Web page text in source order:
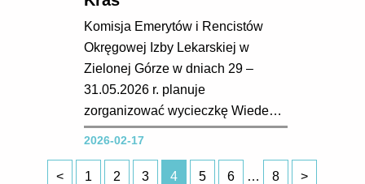
Komisja Emerytów i Rencistów
Okręgowej Izby Lekarskiej w
Zielonej Górze w dniach 29 –
31.05.2026 r. planuje
zorganizować wycieczkę Wiedeń –
Brno – Moravski Kras Koszt dla
(ewentualna dopłata 300 zł do
2026-02-17
< 1 2 3 4 5 6 … 8 >